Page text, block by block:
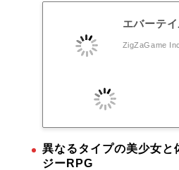
エバーテ
ZigZaGame Inc.
異なるタイプの美少女と
ジーRPG